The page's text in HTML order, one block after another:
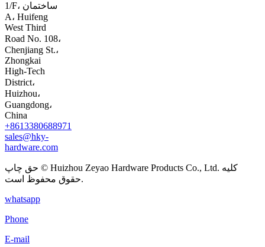
1/F، ساختمان
A، Huifeng
West Third
Road No. 108،
Chenjiang St.،
Zhongkai
High-Tech
District،
Huizhou،
Guangdong،
China
+8613380688971
sales@hky-
hardware.com
حق چاپ © Huizhou Zeyao Hardware Products Co., Ltd. کلیه
حقوق محفوظ است.
whatsapp
Phone
E-mail